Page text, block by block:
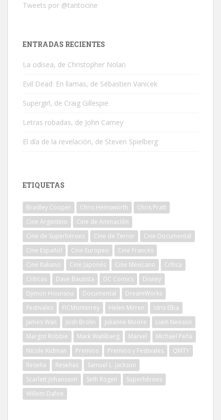
Tweets por @tantocine
ENTRADAS RECIENTES
La odisea, de Christopher Nolan
Evil Dead: En llamas, de Sébastien Vanicek
Supergirl, de Craig Gillespie
Letras robadas, de John Carney
El día de la revelación, de Steven Spielberg
ETIQUETAS
Bradley Cooper Chris Hemsworth
Chris Pratt
Cine Argentino
Cine de Animación
Cine de Superhéroes
Cine de Terror
Cine Documental
Cine Español
Cine Europeo
Cine Francés
Cine Italiano
Cine Japonés Cine Mexicano
Crítica
Críticas
Dave Bautista DC Comics
Disney
Djimon Hounsou
Documental
DreamWorks
Festivales
FICMonterrey Helen Mirren
Idris Elba
James Wan
Josh Brolin Julianne Moore
Liam Neeson
Margot Robbie
Mark Wahlberg Marvel
Michael Peña
Nicole Kidman
Premios Premios y Festivales
QMTY
Reseña
Reseñas
Samuel L. Jackson
Scarlett Johansson
Seth Rogen
Superhéroes
Willem Dafoe